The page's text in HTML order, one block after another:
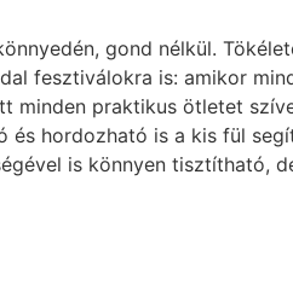
gond nélkül.
fesztiválokra is: amikor
minden praktikus ötletet
és hordozható is a kis fül
is könnyen tisztítható,